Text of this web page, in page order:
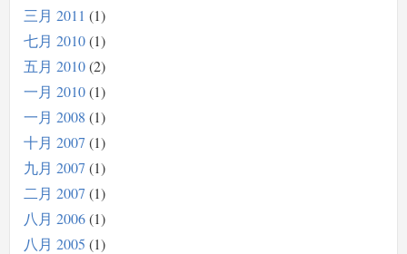
三月 2011
1
七月 2010 1
五月 2010 2
一月 2010 1
一月 2008 1
十月 2007 1
九月 2007 1
二月 2007 1
八月 2006 1
八月 2005 1